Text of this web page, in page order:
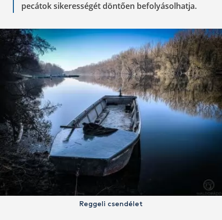
pecátok sikerességét döntően befolyásolhatja.
Reggeli csendélet